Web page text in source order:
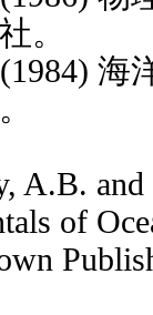
。
海
A.B.
of